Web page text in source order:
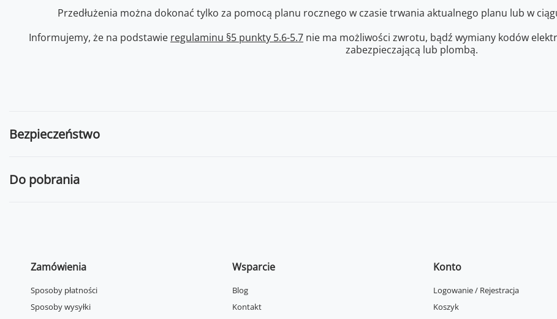
Przedłużenia można dokonać tylko za pomocą planu rocznego w czasie trwania aktualnego planu lub w
Informujemy, że na podstawie regulaminu §5 punkty 5.6-5.7 nie ma możliwości zwrotu, bądź wymiany kodów
zabezpieczającą lub plombą.
Bezpieczeństwo
Do pobrania
Zamówienia
Sposoby płatności
Sposoby wysyłki
Wsparcie
Blog
Kontakt
Konto
Logowanie / Rejestracja
Koszyk